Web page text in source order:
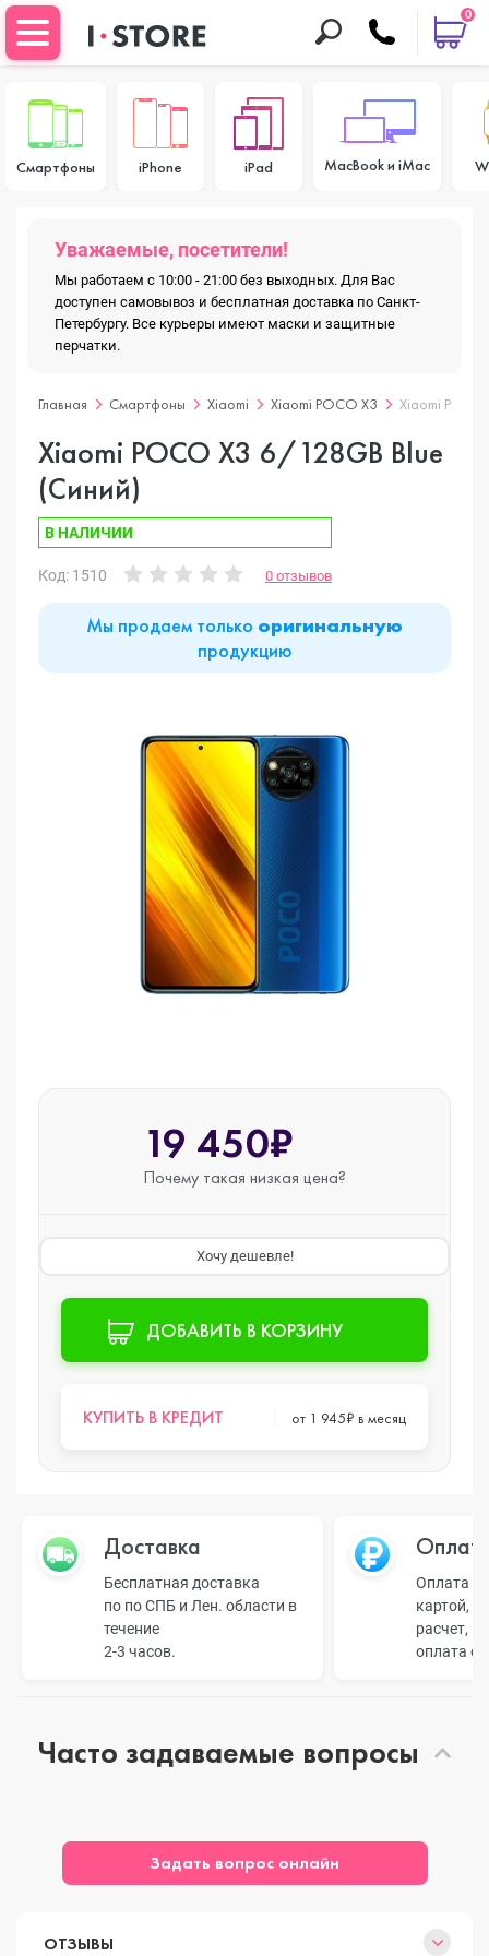
0
Смартфоны iPhone iPad MacBook и iMac
Уважаемые, посетители!
Мы работаем с 10:00 - 21:00 без выходных. Для Вас
доступен самовывоз и бесплатная доставка по Санкт-
Петербургу. Все курьеры имеют маски и защитные
перчатки.
Главная Смартфоны Xiaomi Xiaomi POCO X3 Xiaomi
Xiaomi POCO X3 6/128GB Blue
(Синий)
В НАЛИЧИИ
Код: 1510 0 отзывов
Мы продаем только оригинальную
продукцию
19 450₽
Почему такая низкая цена?
Хочу дешевле!
ДОБАВИТЬ В КОРЗИНУ
КУПИТЬ В КРЕДИТ от 1 945₽ в месяц
Доставка
Бесплатная доставка
по по СПБ и Лен. области в
течение
2-3 часов.
Оплата
картой,
расчет,
оплата
Часто задаваемые вопросы
Задать вопрос онлайн
ОТЗЫВЫ